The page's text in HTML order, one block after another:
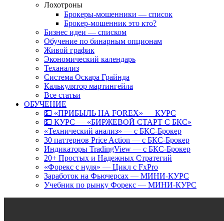
Лохотроны
Брокеры-мошенники — список
Брокер-мошенник это кто?
Бизнес идеи — списком
Обучение по бинарным опционам
Живой график
Экономический календарь
Теханализ
Система Оскара Грайнда
Калькулятор мартингейла
Все статьи
ОБУЧЕНИЕ
💵 «ПРИБЫЛЬ НА FOREX» — КУРС
💵 КУРС — «БИРЖЕВОЙ СТАРТ С БКС»
«Технический анализ» — с БКС-Брокер
30 паттернов Price Action — с БКС-Брокер
Индикаторы TradingView — с БКС-Брокер
20+ Простых и Надежных Стратегий
«Форекс с нуля» — Цикл с FxPro
Заработок на Фьючерсах — МИНИ-КУРС
Учебник по рынку Форекс — МИНИ-КУРС